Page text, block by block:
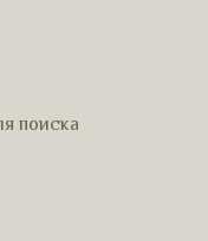
поиска